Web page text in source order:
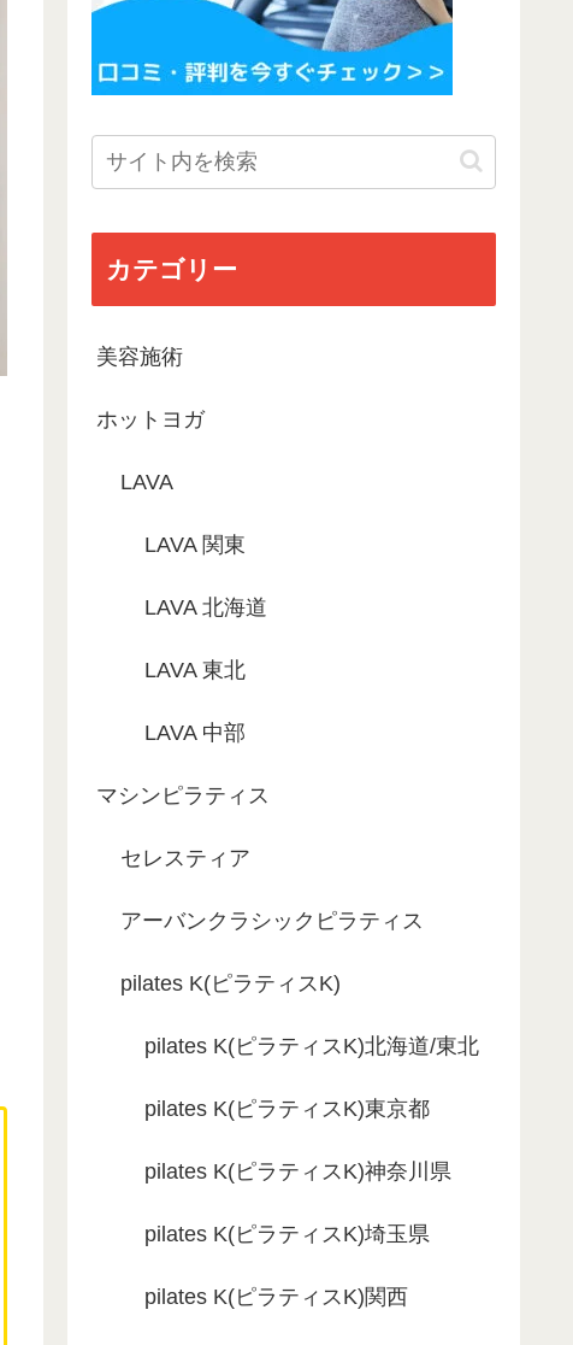
カテゴリー
美容施術
ホットヨガ
LAVA
LAVA 関東
LAVA 北海道
LAVA 東北
LAVA 中部
マシンピラティス
セレスティア
アーバンクラシックピラティス
pilates K(ピラティスK)
pilates K(ピラティスK)北海道/東北
pilates K(ピラティスK)東京都
pilates K(ピラティスK)神奈川県
pilates K(ピラティスK)埼玉県
pilates K(ピラティスK)関西